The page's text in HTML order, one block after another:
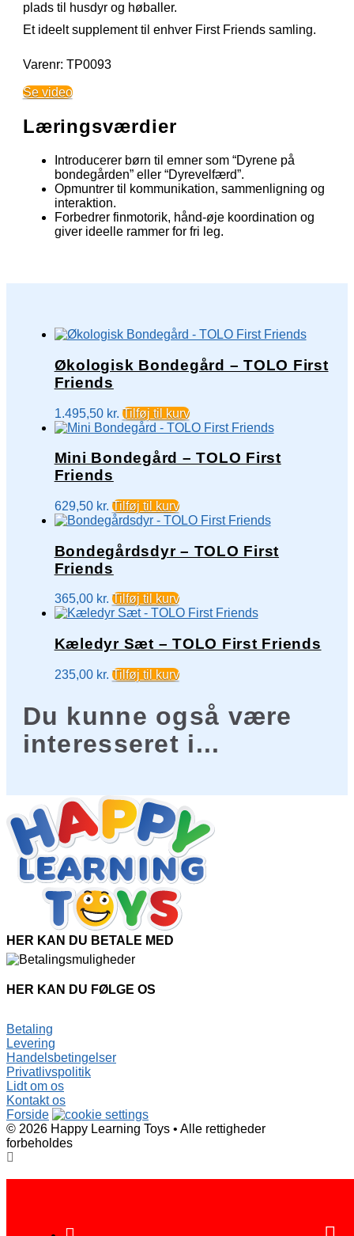
plads til husdyr og høballer.
Et ideelt supplement til enhver First Friends samling.
Varenr: TP0093
Se video
Læringsværdier
Introducerer børn til emner som “Dyrene på
bondegården” eller “Dyrevelfærd”.
Opmuntrer til kommunikation, sammenligning og
interaktion.
Forbedrer finmotorik, hånd-øje koordination og
giver ideelle rammer for fri leg.
Økologisk Bondegård – TOLO First
Friends
1.495,50 kr. Tilføj til kurv
Mini Bondegård – TOLO First
Friends
629,50 kr. Tilføj til kurv
Bondegårdsdyr – TOLO First
Friends
365,00 kr. Tilføj til kurv
Kæledyr Sæt – TOLO First Friends
235,00 kr. Tilføj til kurv
Du kunne også være
interesseret i...
HER KAN DU BETALE MED
HER KAN DU FØLGE OS
Betaling
Levering
Handelsbetingelser
Privatlivspolitik
Lidt om os
Kontakt os
Forside
© 2026 Happy Learning Toys • Alle rettigheder
forbeholdes